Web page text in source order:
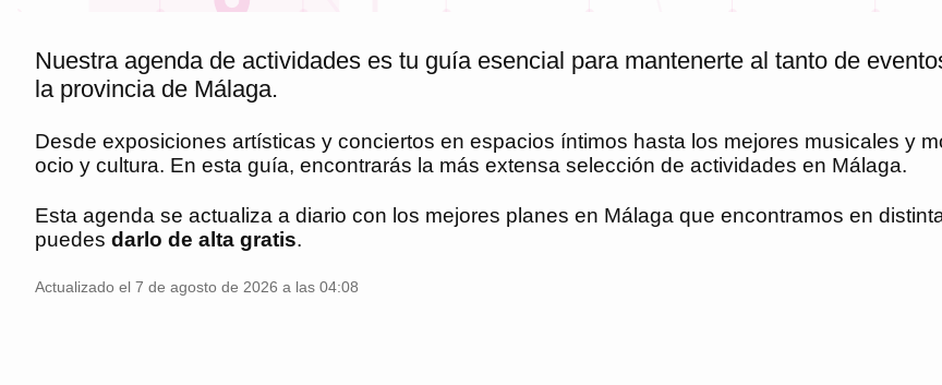
Nuestra agenda de actividades es tu guía esencial para mantenerte al tanto de
la provincia de Málaga.
Desde exposiciones artísticas y conciertos en espacios íntimos hasta los mejores musicales y
ocio y cultura. En esta guía, encontrarás la más extensa selección de actividades en Málaga.
Esta agenda se actualiza a diario con los mejores planes en Málaga que encontramos en
puedes darlo de alta gratis.
Actualizado el 7 de agosto de 2026 a las 04:08